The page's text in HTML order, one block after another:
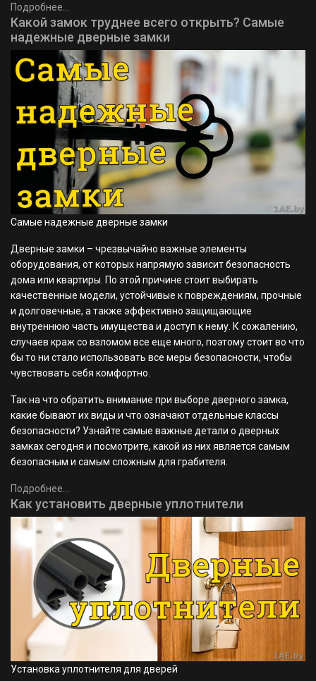
Подробнее...
Какой замок труднее всего открыть? Самые
надежные дверные замки
Самые надежные дверные замки
Дверные замки – чрезвычайно важные элементы
оборудования, от которых напрямую зависит безопасность
дома или квартиры. По этой причине стоит выбирать
качественные модели, устойчивые к повреждениям, прочные
и долговечные, а также эффективно защищающие
внутреннюю часть имущества и доступ к нему. К сожалению,
случаев краж со взломом все еще много, поэтому стоит во что
бы то ни стало использовать все меры безопасности, чтобы
чувствовать себя комфортно.
Так на что обратить внимание при выборе дверного замка,
какие бывают их виды и что означают отдельные классы
безопасности? Узнайте самые важные детали о дверных
замках сегодня и посмотрите, какой из них является самым
безопасным и самым сложным для грабителя.
Подробнее...
Как установить дверные уплотнители
Установка уплотнителя для дверей